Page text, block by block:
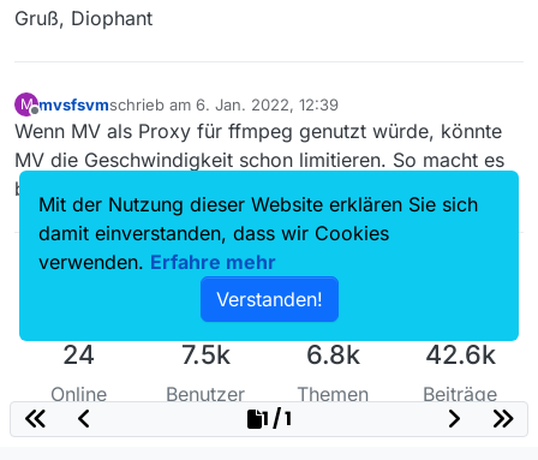
Gruß, Diophant
M
Offline
mvsfsvmschrieb am 6. Jan. 2022, 12:39
zuletzt editiert von
Wenn MV als Proxy für ffmpeg genutzt würde, könnte
MV die Geschwindigkeit schon limitieren. So macht es
beispielsweise der jdownloader.
24
Online
7.5k
Benutzer
6.8k
Themen
42.6k
Beiträge
1 / 1
Mit der Nutzung dieser Website erklären Sie sich
damit einverstanden, dass wir Cookies
verwenden. Erfahre mehr
Verstanden!